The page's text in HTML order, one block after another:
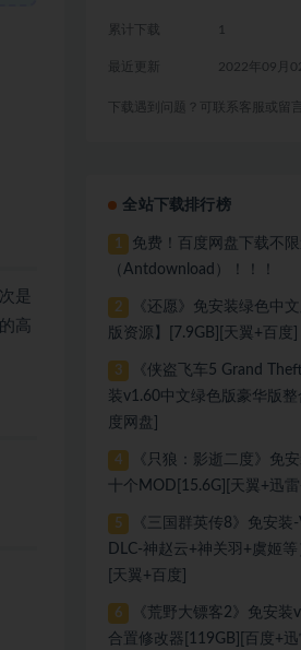
是
高
累计下载 1
最近更新 2022年09月
下载遇到问题？可联系客服或留
全站下载排行榜
1
免费！百度网盘下载不
（Antdownload）！！！
2
《还愿》免安装绿色中
版资源】[7.9GB][天翼+百度]
3
《侠盗飞车5 Grand
装v1.60中文绿色版豪华版
度网盘]
4
《只狼：影逝二度》免
十个MOD[15.6G][天翼+迅雷
5
《三国群英传8》免安
DLC-神赵云+神关羽+虞姬
[天翼+百度]
6
《荒野大镖客2》免安
合置修改器[119GB][百度+迅